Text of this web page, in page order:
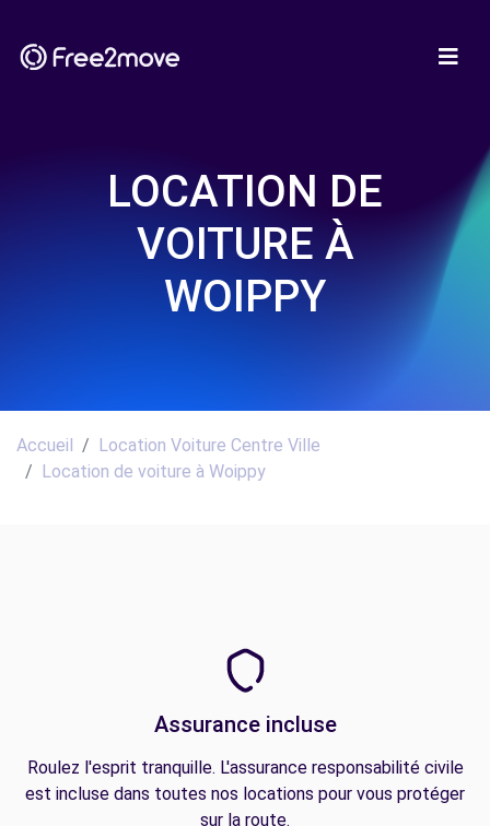
LOCATION DE
VOITURE À
WOIPPY
Accueil
Location Voiture Centre Ville
Location de voiture à Woippy
Assurance incluse
Roulez l'esprit tranquille. L'assurance responsabilité civile
est incluse dans toutes nos locations pour vous protéger
sur la route.